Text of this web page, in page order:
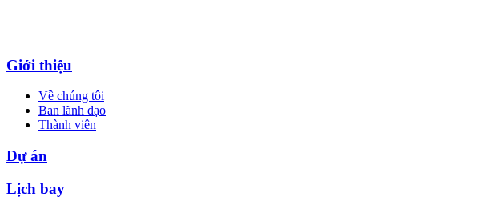
Giới thiệu
Về chúng tôi
Ban lãnh đạo
Thành viên
Dự án
Lịch bay